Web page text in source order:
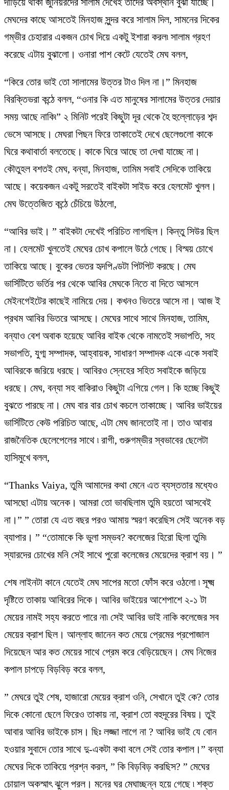
মেঘদের কাছে আসতেই মিনহাজ সুন্দর করে সালাম দিল, সামনের দিকের
গম্ভীর চেহারার একজন চোখ দিয়ে একটু ইশারা করল৷ সালাম গ্রহণ
করেছে এটায় বুঝালো। ওনারা পাশ কেটে যেতেই মেঘ বলল,
“কিরে তোর ভাই তো সালামের উত্তর টাও দিল না।” মিনহাজ
বিরক্তিভরা কন্ঠে বলল, “ওনার কি এত মানুষের সালামের উত্তর দেয়ার
সময় আছে নাকি৷” ২ মিনিট পরেই কিছুটা দূর থেকে হৈ হুল্লোড়ের শব্দ
ভেসে আসছে। মেঘরা পিছন ফিরে তাকাতেই দেখে ছেলেগুলো কাকে
ঘিরে কথাবার্তা বলতেছে। কাকে ঘিরে আছে তা দেখা যাচ্ছে না।
কৌতুহল বশতই মেঘ, বন্যা, মিনহাজ, তামিম সবাই সেদিকে তাকিয়ে
আছে। কয়েকজন একটু সরতেই বাইকটা সাইড করে হেলমেট খুলল।
মেঘ উত্তেজিত কন্ঠে চেঁচিয়ে উঠলো,
“আবির ভাই। ” বাইকটা দেখেই পরিচিত লাগছিল। কিন্তু সিউর ছিল
না। হেলমেট খুলতেই মেঘের চোখ কপালে উঠে গেছে। বিস্ময় চোখে
তাকিয়ে আছে। বুকের ভেতর হৃদপিণ্ডটা পিটপিট করছে। মেঘ
ভার্সিটিতে ভর্তির পর থেকে আবির মেঘকে নিতে বা দিতে আসলে
মেইনগেইটের কাছেই নামিয়ে দেয়। কখনও ভিতরে আসে না। আজ ই
প্রথম আবির ভিতরে আসছে। মেঘের সাথে সাথে মিনহাজ, তামিম,
বন্যাও বেশ অবাক হয়েছে আবির বাইক থেকে নামতেই সভাপতি, সহ
সভাপতি, যুগ্ম সম্পাদক, আহ্বায়ক, সাধারণ সম্পাদক একে একে সবাই
আবিরকে জরিয়ে ধরছে। আবিরও স্নেহের সহিত সবাইকে জড়িয়ে
ধরছে। মেঘ, বন্যা সহ বাকিরাও কিছুটা এগিয়ে গেল। কি হচ্ছে কিছুই
বুঝতে পারছে না। মেঘ বার বার চোখ কচলে তাকাচ্ছে। আবির ভাইয়ের
ভার্সিটিতে কেউ পরিচিত আছে, এটা মেঘ জানতোই না। তাও আবার
রাজনৈতিক ছেলেপেলের সাথে ৷ রাগী, গুরুগম্ভীর স্বভাবের ছেলেটা
হাসিমুখে বলল,
“Thanks Vaiya, তুমি আমাদের কথা মেনে এত ব্যস্ততার মধ্যেও
আসছো এটায় অনেক। আমরা তো ভাবছিলাম তুমি হয়তো আসবেই
না।” ” তোরা যে এত বছর পরও আমায় স্মরণ করেছিস সেই অনেক বড়
ব্যাপার। ” “তোমাকে কি ভুলা সম্ভব? কলেজের হিরো ছিলা তুমি৷
স্যারদের চোখের মনি সেই সাথে পুরো কলেজের মেয়েদের ক্রাশ বয়। ”
শেষ লাইনটা কানে যেতেই মেঘ সাপের মতো ফোঁস করে ওঠলো ৷ সূক্ষ্ম
দৃষ্টিতে তাকায় আবিরের দিকে। আবির ভাইয়ের আশেপাশে ২-১ টা
মেয়ের নামই সহ্য করতে পারে না৷ সেই আবির ভাই নাকি কলেজের সব
মেয়ের ক্রাশ ছিল। আল্লাহ জানেন কত মেয়ে প্রেমের প্রপোজাল
দিয়েছেন আর কত মেয়ের সাথে প্রেম করে বেড়িয়েছেন। মেঘ নিজের
কপাল চাপড়ে বিড়বিড় করে বলল,
” মেঘরে তুই শেষ, হাজারো মেয়ের ক্রাশ ওনি, সেখানে তুই কে? তোর
দিকে কোনো ছেলে ফিরেও তাকায় না, ক্রাশ তো বহুদূরের বিষয়। তুই
আবার আবির ভাইকে চাস। ছিঃ লজ্জা লাগে না ? আবির ভাই যে বোন
হওয়ার সুবাদে তোর সাথে দু-একটা কথা বলে সেই তোর কপাল।” বন্যা
মেঘের দিকে তাকিয়ে প্রশ্ন করল, ” কি বিড়বিড় করছিস? ” মেঘের
চোয়াল অকস্মাৎ ঝুলে পরল। মনের ঘর মেঘাচ্ছন্ন হয়ে গেছে ৷ শক্ত